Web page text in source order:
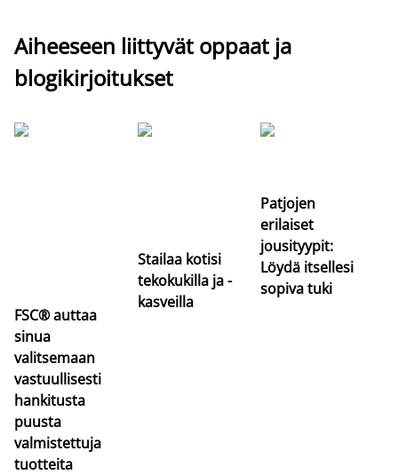
Aiheeseen liittyvät oppaat ja
blogikirjoitukset
FSC® auttaa
sinua
valitsemaan
vastuullisesti
hankitusta
puusta
valmistettuja
tuotteita
Stailaa kotisi
tekokukilla ja -
kasveilla
Patjojen
erilaiset
jousityypit:
Löydä itsellesi
sopiva tuki